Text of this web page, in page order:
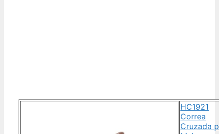
HC1921
Correa
Cruzada